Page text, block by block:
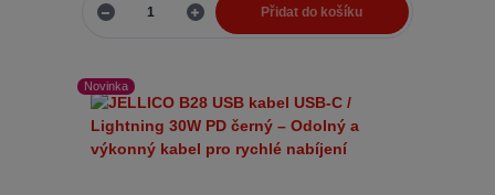
Přidat do košíku
Novinka